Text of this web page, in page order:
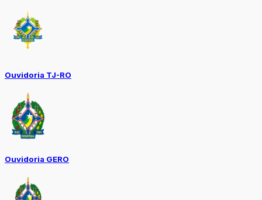
Ouvidoria TJ-RO
Ouvidoria GERO